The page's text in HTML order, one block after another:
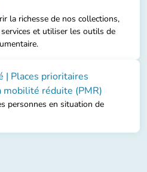
la richesse de nos collections,
et utiliser les outils de
| Places prioritaires
mobilité réduite (PMR)
personnes en situation de